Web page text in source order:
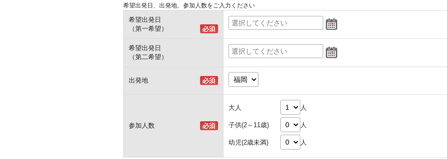
希望出発日、出発地、参加人数をご入力ください
希望出発日
（第一希望）
希望出発日
（第二希望）
出発地
参加人数
大人 人
子供(2～11歳) 人
幼児(2歳未満) 人